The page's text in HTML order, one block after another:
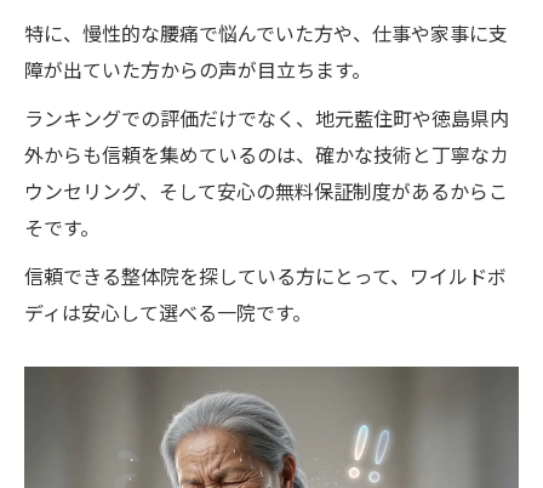
特に、慢性的な腰痛で悩んでいた方や、仕事や家事に支
障が出ていた方からの声が目立ちます。
ランキングでの評価だけでなく、地元藍住町や徳島県内
外からも信頼を集めているのは、確かな技術と丁寧なカ
ウンセリング、そして安心の無料保証制度があるからこ
そです。
信頼できる整体院を探している方にとって、ワイルドボ
ディは安心して選べる一院です。